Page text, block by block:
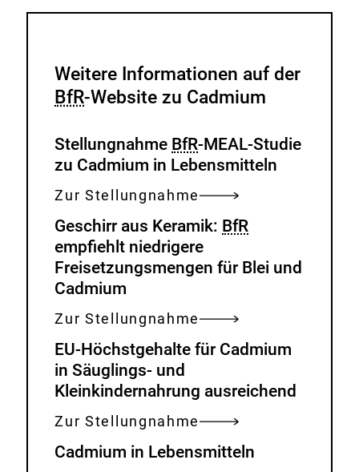
Weitere Informationen auf der
BfR-Website zu Cadmium
Stellungnahme BfR-MEAL-Studie
zu Cadmium in Lebensmitteln
Zur Stellungnahme
Geschirr aus Keramik: BfR
empfiehlt niedrigere
Freisetzungsmengen für Blei und
Cadmium
Zur Stellungnahme
EU-Höchstgehalte für Cadmium
in Säuglings- und
Kleinkindernahrung ausreichend
Zur Stellungnahme
Cadmium in Lebensmitteln